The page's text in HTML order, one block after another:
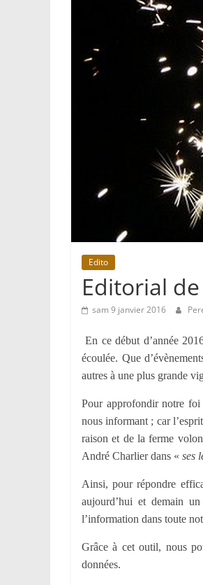
Edito
Editorial
sam 9 janvier 2016
En ce début d’année
écoulée. Que
autres à une plus grande
Pour approfondir notre foi
nous informant ; car
raison et de la ferme
André Charlier dans « ses
Ainsi, pour répondre
aujourd’hui et demain
l’information dans toute
Grâce à cet outil, nous
données.